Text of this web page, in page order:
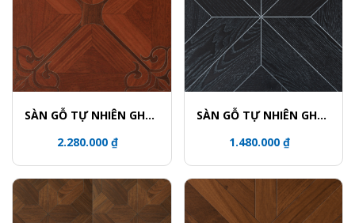
SÀN GỖ TỰ NHIÊN GHÉP
2.280.000 ₫
SÀN GỖ TỰ NHIÊN GHÉP
1.480.000 ₫